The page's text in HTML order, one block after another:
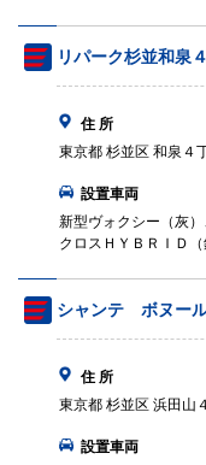
リパーク杉並和泉
住 所
東京都 杉並区 和泉４
設置車両
新型ヴォクシー（灰
クロスＨＹＢＲＩＤ
シャンテ ボヌール
住 所
東京都 杉並区 浜田山
設置車両